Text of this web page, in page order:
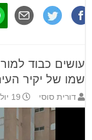
עושים כבוד
שמו של יקיר
דורית סוסי 19 יולי 2026 14:00